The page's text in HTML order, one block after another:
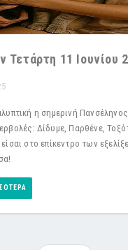
Τετάρτη 11 Ιουνίου
η σημερινή
Δίδυμε, Παρθένε,
στο επίκεντρο των